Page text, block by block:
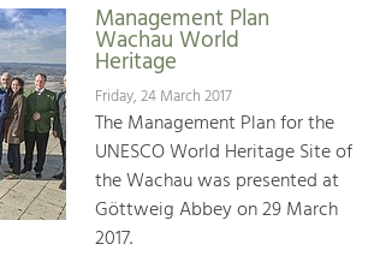
Management Plan
Wachau World
Heritage
Friday, 24 March 2017
The Management Plan for the
UNESCO World Heritage Site of
the Wachau was presented at
Göttweig Abbey on 29 March
2017.